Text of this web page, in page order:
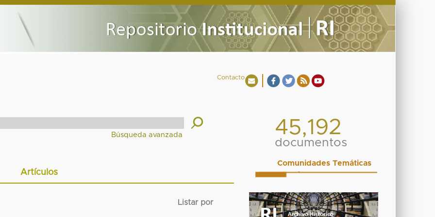
Contacto
45,192
documentos
Artículos
Listar por
Comunidades Temáticas